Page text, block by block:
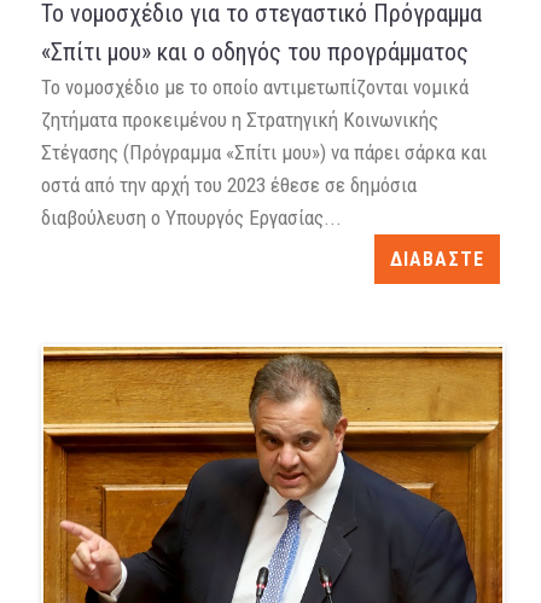
Το νομοσχέδιο για το στεγαστικό Πρόγραμμα
«Σπίτι μου» και ο οδηγός του προγράμματος
Το νομοσχέδιο με το οποίο αντιμετωπίζονται νομικά
ζητήματα προκειμένου η Στρατηγική Κοινωνικής
Στέγασης (Πρόγραμμα «Σπίτι μου») να πάρει σάρκα και
οστά από την αρχή του 2023 έθεσε σε δημόσια
διαβούλευση ο Υπουργός Εργασίας...
ΔΙΑΒΑΣΤΕ